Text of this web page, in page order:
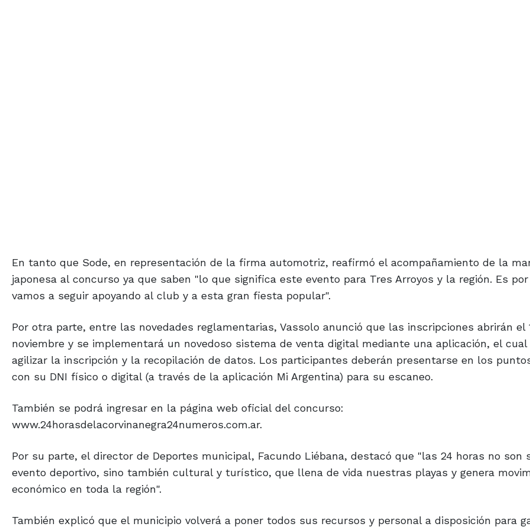
En tanto que Sode, en representación de la firma automotriz, reafirmó el acompañamiento de la
japonesa al concurso ya que saben "lo que significa este evento para Tres Arroyos y la región. Es
vamos a seguir apoyando al club y a esta gran fiesta popular".
Por otra parte, entre las novedades reglamentarias, Vassolo anunció que las inscripciones abrirán el
noviembre y se implementará un novedoso sistema de venta digital mediante una aplicación, el cual
agilizar la inscripción y la recopilación de datos. Los participantes deberán presentarse en los
con su DNI físico o digital (a través de la aplicación Mi Argentina) para su escaneo.
También se podrá ingresar en la página web oficial del concurso:
www.24horasdelacorvinanegra24numeros.com.ar.
Por su parte, el director de Deportes municipal, Facundo Liébana, destacó que "las 24 horas no son
evento deportivo, sino también cultural y turístico, que llena de vida nuestras playas y genera
económico en toda la región".
También explicó que el municipio volverá a poner todos sus recursos y personal a disposición para